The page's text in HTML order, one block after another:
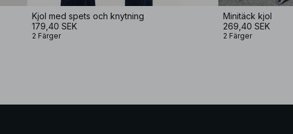
Kjol med spets och knytning
179,40 SEK
2 Färger
Minitäck kjol
269,40 SEK
2 Färger